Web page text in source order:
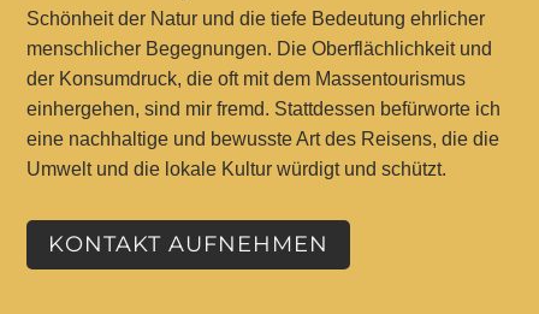
Schönheit der Natur und die tiefe Bedeutung ehrlicher
menschlicher Begegnungen. Die Oberflächlichkeit und
der Konsumdruck, die oft mit dem Massentourismus
einhergehen, sind mir fremd. Stattdessen befürworte ich
eine nachhaltige und bewusste Art des Reisens, die die
Umwelt und die lokale Kultur würdigt und schützt.
KONTAKT AUFNEHMEN